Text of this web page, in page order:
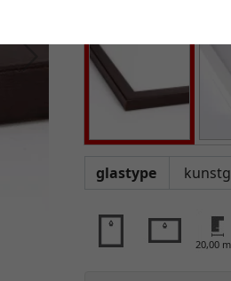
glastype
20,00